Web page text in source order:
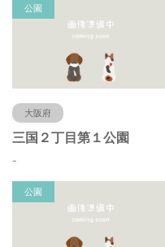
公園
大阪府
三国２丁目第１公園
-
公園